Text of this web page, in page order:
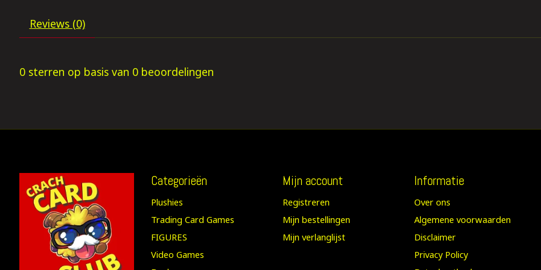
Reviews (0)
0 sterren op basis van 0 beoordelingen
Categorieën
Plushies
Trading Card Games
FIGURES
Video Games
Mijn account
Registreren
Mijn bestellingen
Mijn verlanglijst
Informatie
Over ons
Algemene voorwaarden
Disclaimer
Privacy Policy